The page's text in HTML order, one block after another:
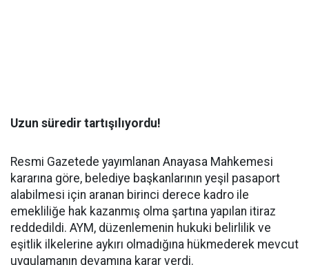
Uzun süredir tartışılıyordu!
Resmi Gazetede yayımlanan Anayasa Mahkemesi
kararına göre, belediye başkanlarının yeşil pasaport
alabilmesi için aranan birinci derece kadro ile
emekliliğe hak kazanmış olma şartına yapılan itiraz
reddedildi. AYM, düzenlemenin hukuki belirlilik ve
eşitlik ilkelerine aykırı olmadığına hükmederek mevcut
uygulamanın devamına karar verdi.